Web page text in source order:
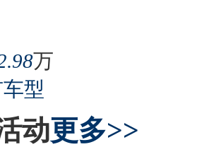
万
型
动更多>>